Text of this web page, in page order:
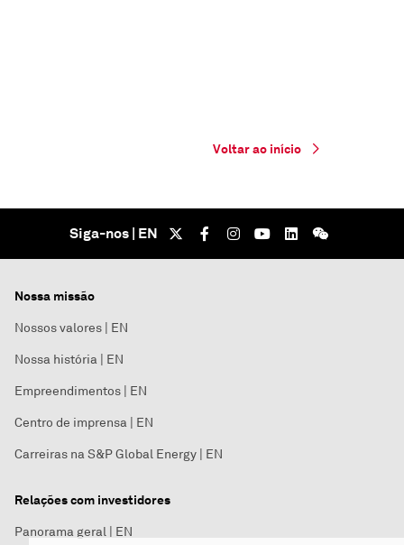
Voltar ao início
Siga-nos | EN
Nossa missão
Nossos valores | EN
Nossa história | EN
Empreendimentos | EN
Centro de imprensa | EN
Carreiras na S&P Global Energy | EN
Relações com investidores
Panorama geral | EN